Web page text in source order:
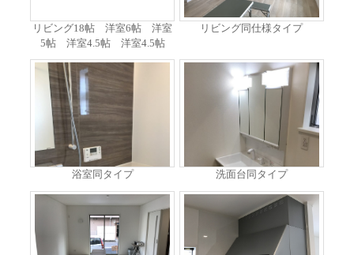
リビング18帖 洋室6帖 洋室
5帖 洋室4.5帖 洋室4.5帖
リビング同仕様タイプ
浴室同タイプ 洗面台同タイプ